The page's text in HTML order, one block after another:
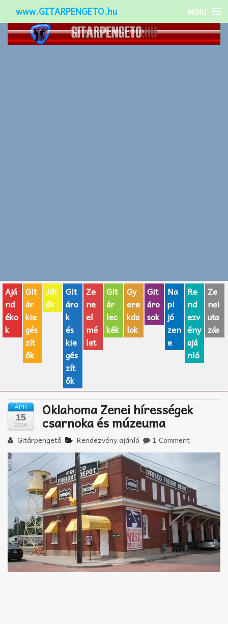
www.GITARPENGETO.hu MENU
Népszerű-
AJÁNDÉK ÖTLETEK
Vicces
GITÁR MÁRKÁK
TOP100 nóta
Zeneiskolák
Zeneszerzés alapjai
Akkord-kotta
TABok
Improvizáció
Ajá
nd
éko
k
Git
ár
kie
gés
zít
ők
Ját
ék
Git
áro
k
és
kie
gés
zít
ők
Ze
ne
el
mé
let
Git
ár
lec
kék
Gy
ere
kda
lok
Git
áro
sok
Na
pi
jó
zen
e
Re
nd
ezv
ény
ajá
nló
Ze
nei
uta
zás
ÁPR
15
2014
Oklahoma Zenei hírességek
csarnoka és múzeuma
Gitárpengető Rendezvény ajánló 1 Comment